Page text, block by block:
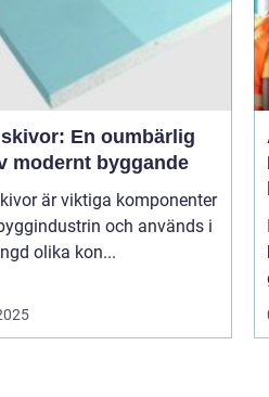
En oumbärlig
modernt byggande
är viktiga komponenter
och används i
olika kon...